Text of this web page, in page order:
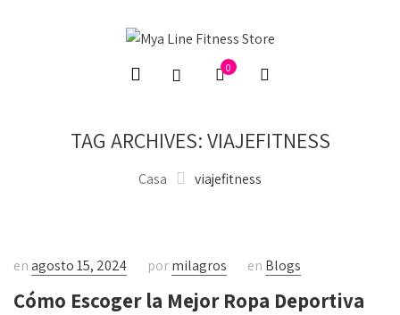
0
TAG ARCHIVES: VIAJEFITNESS
Casa viajefitness
enagosto 15, 2024 pormilagros en Blogs
Cómo Escoger la Mejor Ropa Deportiva